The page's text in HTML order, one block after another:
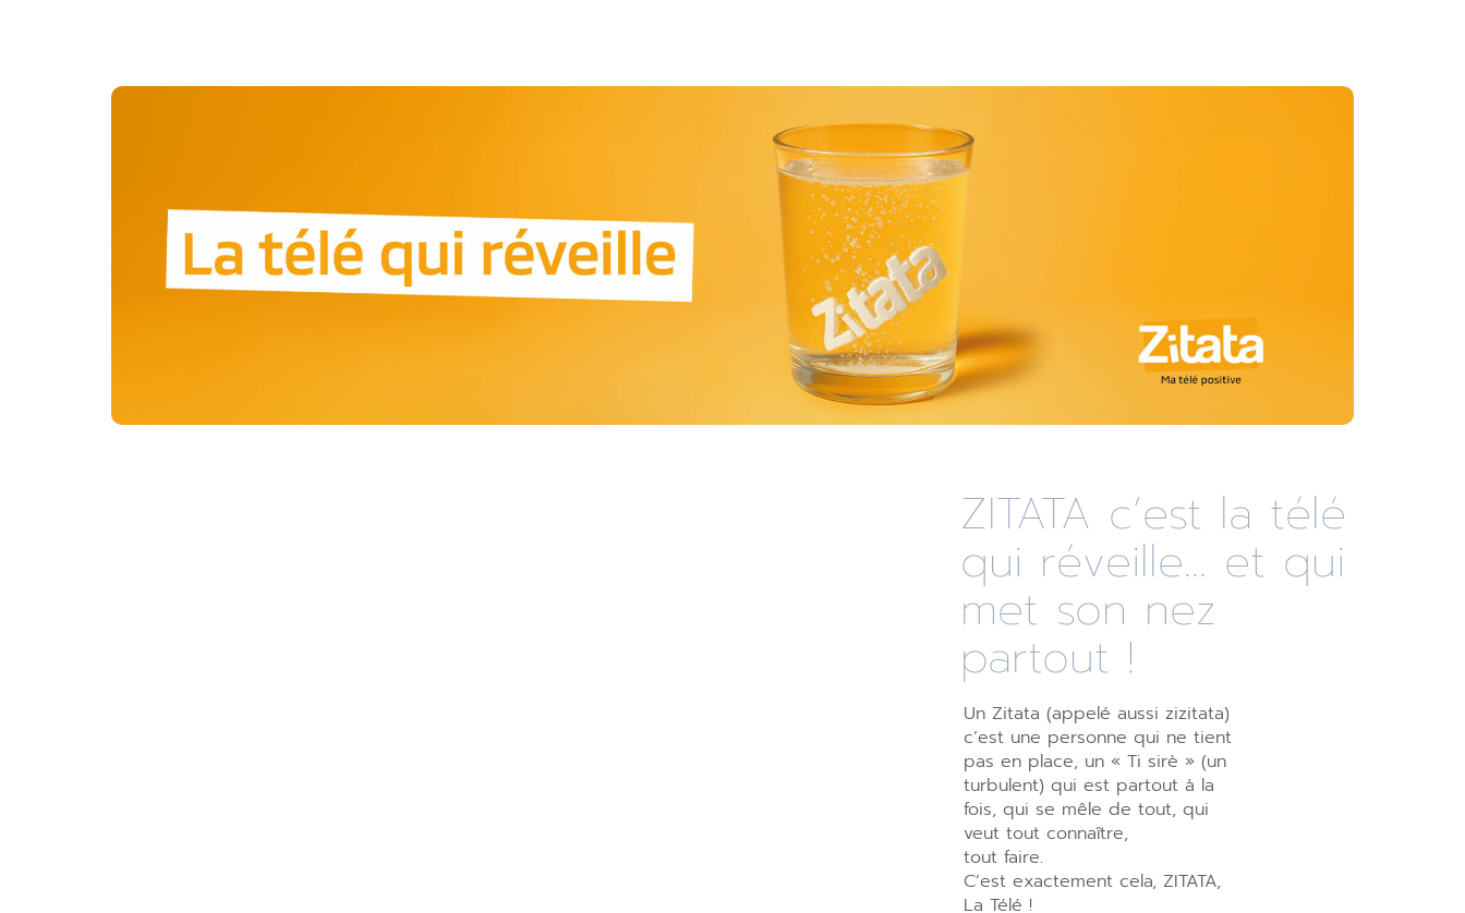
ZITATA c’est la télé
qui réveille... et qui
met son nez
partout !
Un Zitata (appelé aussi zizitata)
c’est une personne qui ne tient
pas en place, un « Ti sirè » (un
turbulent) qui est partout à la
fois, qui se mêle de tout, qui
veut tout connaître,
tout faire.
C’est exactement cela, ZITATA,
La Télé !